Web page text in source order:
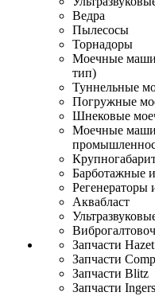
Ведра
Пылесосы
Торнадоры
Моечные
тип)
Туннельные
Погружные
Шнековые
Моечные
Барботажные
Регенераторы
Аквабласт
Запчасти Hazet
Запчасти
Запчасти Blitz
Запчасти